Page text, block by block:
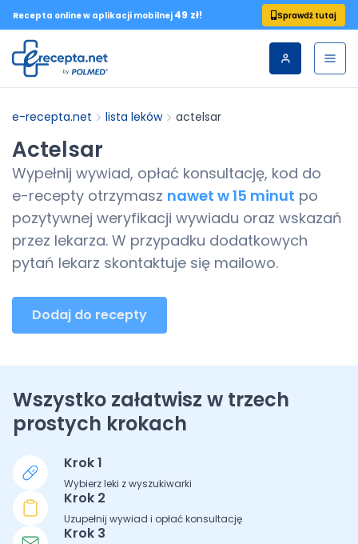
Recepta online w aplikacji mobilnej 49 zł! Sprawdź tutaj
e-recepta.net lista leków actelsar
Actelsar
Wypełnij wywiad, opłać konsultację, kod do
e-recepty otrzymasz nawet w 15 minut po
pozytywnej weryfikacji wywiadu oraz wskazań
przez lekarza. W przypadku dodatkowych
pytań lekarz skontaktuje się mailowo.
Dodaj do recepty
Wszystko załatwisz w trzech
prostych krokach
Krok 1
Wybierz leki z wyszukiwarki
Krok 2
Uzupełnij wywiad i opłać konsultację
Krok 3